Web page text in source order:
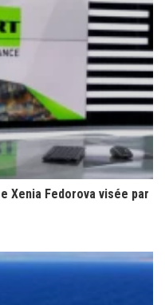
Xenia Fedorova visée par